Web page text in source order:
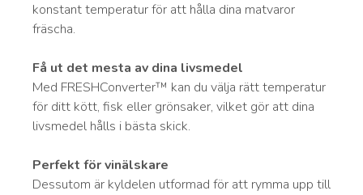
konstant temperatur för att hålla dina matvaror
fräscha.
Få ut det mesta av dina livsmedel
Med FRESHConverter™ kan du välja rätt temperatur
för ditt kött, fisk eller grönsaker, vilket gör att dina
livsmedel hålls i bästa skick.
Perfekt för vinälskare
Dessutom är kyldelen utformad för att rymma upp till